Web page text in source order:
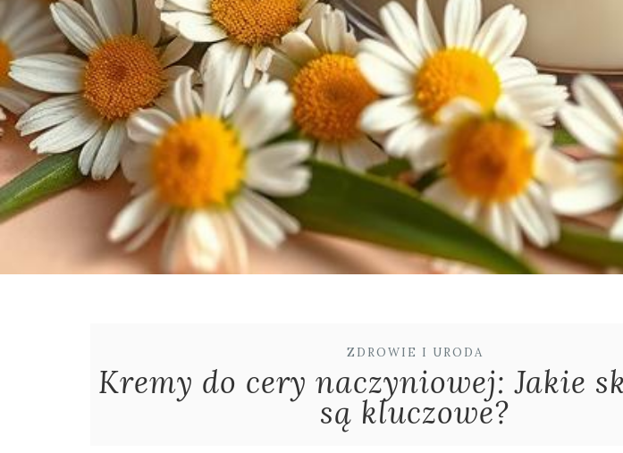
ZDROWIE I URODA
Kremy do cery naczyniowej: Jakie
są kluczowe?